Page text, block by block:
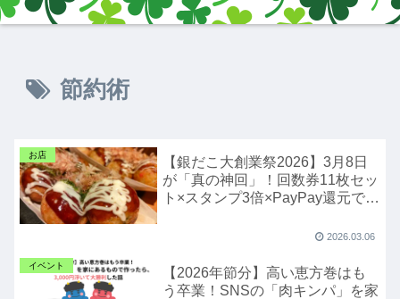
節約術
お店
【銀だこ大創業祭2026】3月8日
が「真の神回」！回数券11枚セッ
ト×スタンプ3倍×PayPay還元で実
2026.03.06
イベント
【2026年節分】高い恵方巻はも
う卒業！SNSの「肉キンパ」を家